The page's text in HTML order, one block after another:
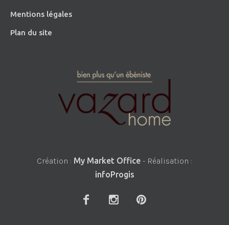
Mentions légales
Plan du site
Création : My Market Office - Réalisation :
infoProgis